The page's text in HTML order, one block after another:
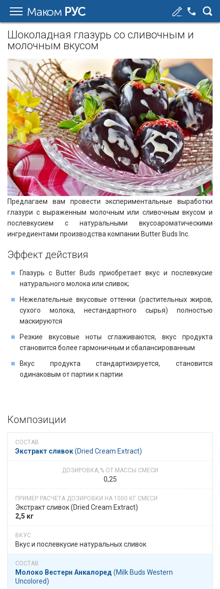
Маком РУС
Шоколадная глазурь со сливочным и
молочным вкусом
Предлагаем вам провести экспериментальные выработки
глазури с выраженным молочным или сливочным вкусом и
послевкусием с натуральными вкусоароматическими
ингредиентами производства компании Butter Buds Inc.
Эффект действия​​
Глазурь с Butter Buds приобретает вкус и послевкусие
натурального молока или сливок;
Нежелательные вкусовые оттенки (растительных жиров,
сухого молока, нестандартного сырья) полностью
маскируются
Резкие вкусовые ноты сглаживаются, вкус продукта
становится более гармоничным и сбалансированным
Вкус продукта стандартизируется, становится
одинаковым от партии к партии
Композиции
Экстракт сливок​​ (Dried Cream Extract)
0,25
Экстракт сливок​​ (Dried Cream Extract)
2,5 кг
Вкус и послевкусие натуральных сливок
Молоко Вестерн Анкалоред ​​ (Milk Buds Western
Uncolored)